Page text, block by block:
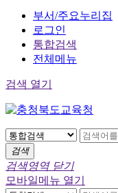
부서/주요누리집
로그인
통합검색
전체메뉴
검색 열기
검색
검색영역 닫기
모바일메뉴 열기